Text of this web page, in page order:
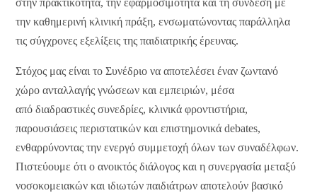
στην πρακτικότητα, την εφαρμοσιμότητα και τη σύνδεση με
την καθημερινή κλινική πράξη, ενσωματώνοντας παράλληλα
τις σύγχρονες εξελίξεις της παιδιατρικής έρευνας.
Στόχος μας είναι το Συνέδριο να αποτελέσει έναν ζωντανό
χώρο ανταλλαγής γνώσεων και εμπειριών, μέσα
από διαδραστικές συνεδρίες, κλινικά φροντιστήρια,
παρουσιάσεις περιστατικών και επιστημονικά debates,
ενθαρρύνοντας την ενεργό συμμετοχή όλων των συναδέλφων.
Πιστεύουμε ότι ο ανοικτός διάλογος και η συνεργασία μεταξύ
νοσοκομειακών και ιδιωτών παιδιάτρων αποτελούν βασικό